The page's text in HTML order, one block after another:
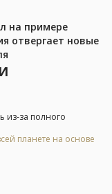
на примере
отвергает новые
из-за полного
планете на основе